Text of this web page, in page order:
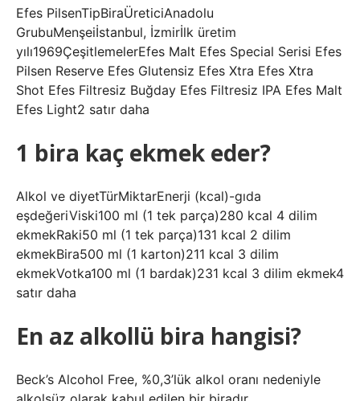
Efes PilsenTipBiraÜreticiAnadolu
GrubuMenşeiİstanbul, İzmirİlk üretim
yılı1969ÇeşitlemelerEfes Malt Efes Special Serisi Efes
Pilsen Reserve Efes Glutensiz Efes Xtra Efes Xtra
Shot Efes Filtresiz Buğday Efes Filtresiz IPA Efes Malt
Efes Light2 satır daha
1 bira kaç ekmek eder?
Alkol ve diyetTürMiktarEnerji (kcal)-gıda
eşdeğeriViski100 ml (1 tek parça)280 kcal 4 dilim
ekmekRaki50 ml (1 tek parça)131 kcal 2 dilim
ekmekBira500 ml (1 karton)211 kcal 3 dilim
ekmekVotka100 ml (1 bardak)231 kcal 3 dilim ekmek4
satır daha
En az alkollü bira hangisi?
Beck’s Alcohol Free, %0,3’lük alkol oranı nedeniyle